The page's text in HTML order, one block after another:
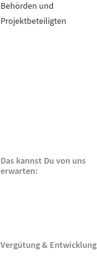
Behörden und
Projektbeteiligten
Das kannst Du von uns
erwarten:
Vergütung & Entwicklung